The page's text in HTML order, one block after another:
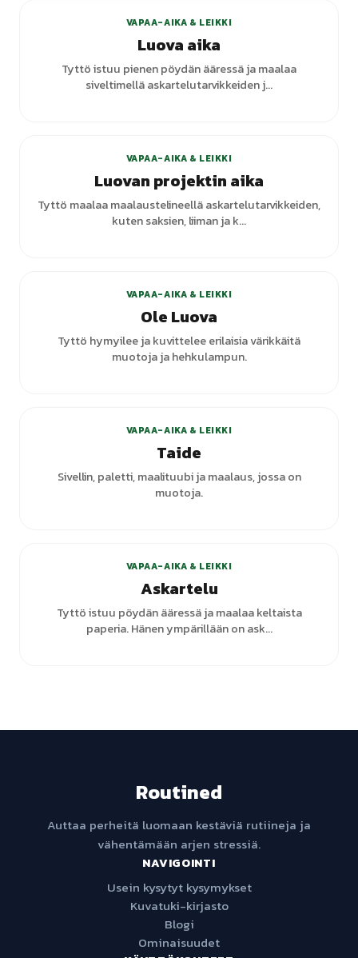
VAPAA-AIKA & LEIKKI
Luova aika
Tyttö istuu pienen pöydän ääressä ja maalaa
siveltimellä askartelutarvikkeiden j...
VAPAA-AIKA & LEIKKI
Luovan projektin aika
Tyttö maalaa maalaustelineellä askartelutarvikkeiden,
kuten saksien, liiman ja k...
VAPAA-AIKA & LEIKKI
Ole Luova
Tyttö hymyilee ja kuvittelee erilaisia värikkäitä
muotoja ja hehkulampun.
VAPAA-AIKA & LEIKKI
Taide
Sivellin, paletti, maalituubi ja maalaus, jossa on
muotoja.
VAPAA-AIKA & LEIKKI
Askartelu
Tyttö istuu pöydän ääressä ja maalaa keltaista
paperia. Hänen ympärillään on ask...
Routined
Auttaa perheitä luomaan kestäviä rutiineja ja
vähentämään arjen stressiä.
NAVIGOINTI
Usein kysytyt kysymykset
Kuvatuki-kirjasto
Blogi
Ominaisuudet